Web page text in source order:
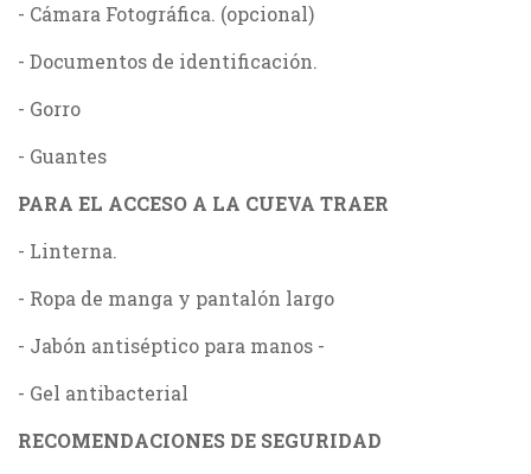
- Cámara Fotográfica. (opcional)
- Documentos de identificación.
- Gorro
- Guantes
PARA EL ACCESO A LA CUEVA TRAER
- Linterna.
- Ropa de manga y pantalón largo
- Jabón antiséptico para manos -
- Gel antibacterial
RECOMENDACIONES DE SEGURIDAD